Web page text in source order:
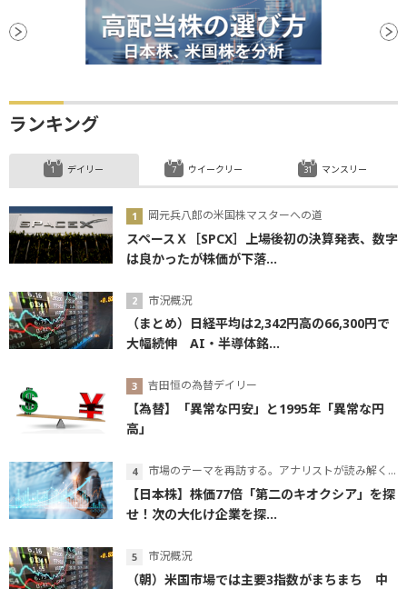
ランキング
デイリー
岡元兵八郎の米国株マスターへの道
スペースＸ［SPCX］上場後初の決算発表、数字
は良かったが株価が下落...
市況概況
（まとめ）日経平均は2,342円高の66,300円で
大幅続伸 AI・半導体銘...
吉田恒の為替デイリー
【為替】「異常な円安」と1995年「異常な円
高」
市場のテーマを再訪する。アナリストが読み解くテーマの本質
【日本株】株価77倍「第二のキオクシア」を探
せ！次の大化け企業を探...
市況概況
（朝）米国市場では主要3指数がまちまち 中
ウイークリー マンスリー